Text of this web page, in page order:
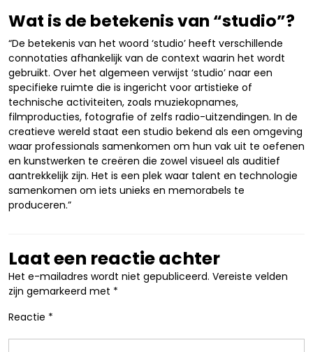
Wat is de betekenis van “studio”?
“De betekenis van het woord ‘studio’ heeft verschillende
connotaties afhankelijk van de context waarin het wordt
gebruikt. Over het algemeen verwijst ‘studio’ naar een
specifieke ruimte die is ingericht voor artistieke of
technische activiteiten, zoals muziekopnames,
filmproducties, fotografie of zelfs radio-uitzendingen. In de
creatieve wereld staat een studio bekend als een omgeving
waar professionals samenkomen om hun vak uit te oefenen
en kunstwerken te creëren die zowel visueel als auditief
aantrekkelijk zijn. Het is een plek waar talent en technologie
samenkomen om iets unieks en memorabels te
produceren.”
Laat een reactie achter
Het e-mailadres wordt niet gepubliceerd. Vereiste velden
zijn gemarkeerd met *
Reactie *